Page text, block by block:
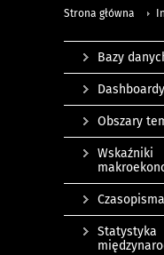
Strona główna
Bazy
Dashboardy
Obszary
Wskaźniki
Statystyka